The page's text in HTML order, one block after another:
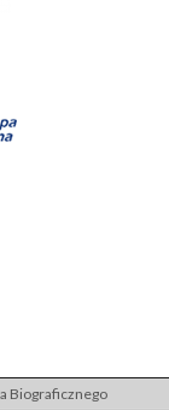
Biograficznego